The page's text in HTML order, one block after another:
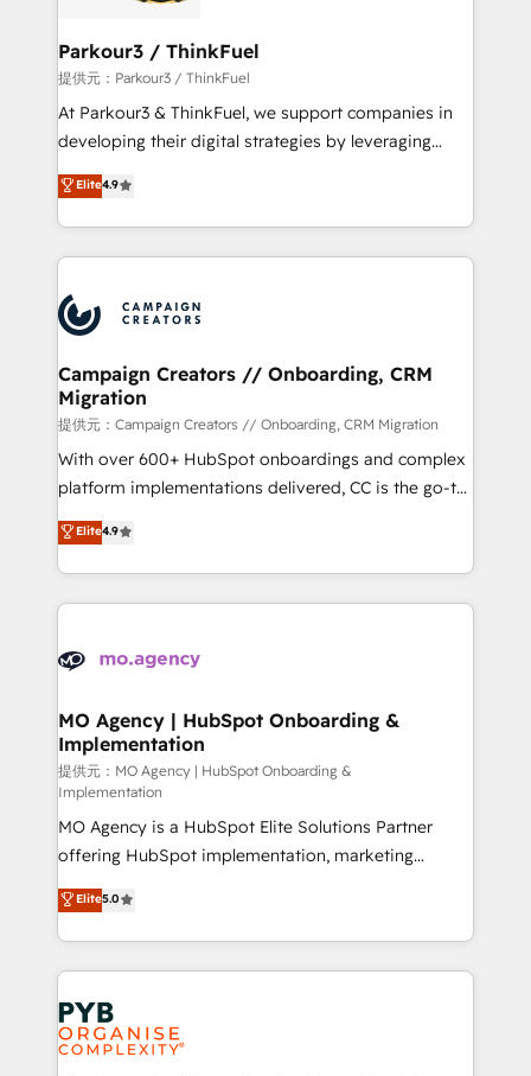
companies scale faster and smarter. 🔹 BOOMS:
Demand generation for all your buyers With BOOMS,
you invest in 100% of your buyers, accelerating your
growth and positioning yourself as an undisputed
transformation process A methodology designed to
implement HubSpot effectively and optimize your
record of business transformation, our growth-first
approach has helped brands dominate their
Parkour3 / ThinkFuel
提供元：Parkour3 / ThinkFuel
At Parkour3 & ThinkFuel, we support companies in
developing their digital strategies by leveraging
technologies and automating their marketing and
sales processes to generate growth. Our offer spans
from Strategy to Operations. We specialize in CRM
onboarding and implementation, web design, sales
extensive experience working with tech companies
and manufacturers since 2002, we are committed to
empowering our clients and developing their
autonomy. Get to grips with HubSpot through
guided implementation and seamless integration of
the CRM platform into your digital ecosystem. Would
you like support in deploying your inbound
to your needs and sales objectives. With 125+
certifications, we are part of the most certified
services are offered in both English & French.
Elite4.9
Campaign Creators // Onboarding, CRM
Migration
提供元：Campaign Creators // Onboarding, CRM Migration
With over 600+ HubSpot onboardings and complex
platform implementations delivered, CC is the go-to
Elite Solutions Partner for businesses ready to
migrate, replatform, and scale smarter. We specialize
in high-impact CRM and CMS migrations and
onboarding from platforms like Salesforce, NetSuite,
WordPress and legacy CRMs, turning fragmented
architectures that accelerate revenue operations and
performance. - Multi-object CRM migration, cleanup,
and implementation. - Pre-built and custom
integrations across your full tech stack. - Custom
object setup, CMS builds, and full-funnel automation.
- Dashboards, lifecycle campaigns, and lead
nurturing sequences. - Cross-hub setup across
Marketing, Sales, Operations, and Service Hubs. -
Ongoing optimization, managed support, and
scalable retainers. Let’s make HubSpot your most
powerful growth engine. Built to convert, scale, and
drive results.
Elite4.9
MO Agency | HubSpot Onboarding &
Implementation
提供元：MO Agency | HubSpot Onboarding &
Implementation
MO Agency is a HubSpot Elite Solutions Partner
offering HubSpot implementation, marketing
automation, CRM and RevOps consulting, B2B SEO,
paid media, content marketing, AEO and GEO (AI
search optimisation), and HubSpot Content Hub and
WordPress development. We work with enterprise
and growth-led companies across technology,
professional services, financial services and
industrial sectors. Offices in Johannesburg, Cape
Elite5.0